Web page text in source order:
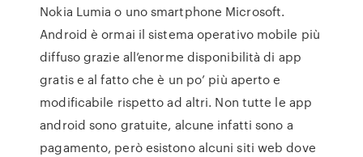
Nokia Lumia o uno smartphone Microsoft.
Android è ormai il sistema operativo mobile più
diffuso grazie all’enorme disponibilità di app
gratis e al fatto che è un po’ più aperto e
modificabile rispetto ad altri. Non tutte le app
android sono gratuite, alcune infatti sono a
pagamento, però esistono alcuni siti web dove